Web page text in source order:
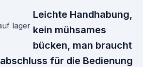
Leichte Handhabung,
kein mühsames
bücken, man braucht
für die Bedienung